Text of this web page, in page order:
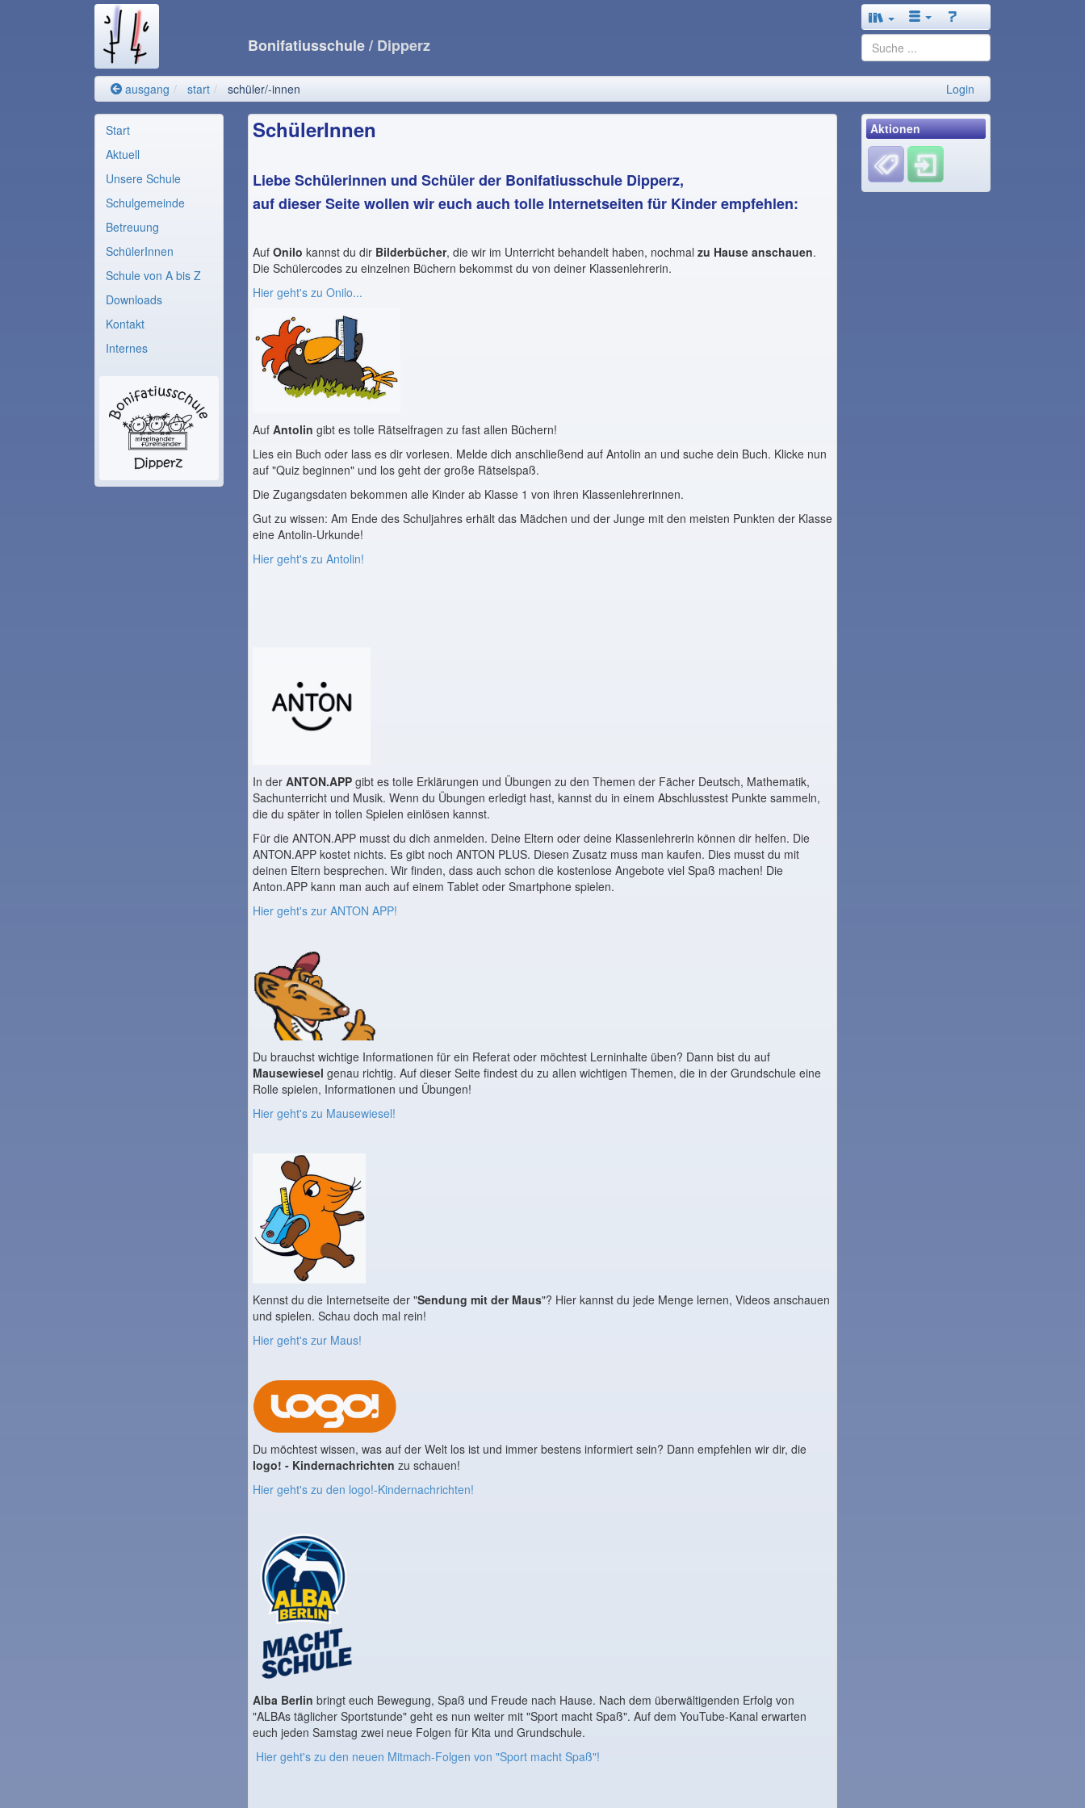
Bonifatiusschule/ Dipperz
ausgang start schüler/-innen Login
Start
Aktuell
Unsere Schule
Schulgemeinde
Betreuung
SchülerInnen
Schule von A bis Z
Downloads
Kontakt
Internes
SchülerInnen
Liebe Schülerinnen und Schüler der Bonifatiusschule Dipperz,
auf dieser Seite wollen wir euch auch tolle Internetseiten für Kinder empfehlen:
Auf Onilo kannst du dir Bilderbücher, die wir im Unterricht behandelt haben, nochmal zu Hause anschauen.
Die Schülercodes zu einzelnen Büchern bekommst du von deiner Klassenlehrerin.
Hier geht's zu Onilo...
Auf Antolin gibt es tolle Rätselfragen zu fast allen Büchern!
Lies ein Buch oder lass es dir vorlesen. Melde dich anschließend auf Antolin an und suche dein Buch. Klicke nun
auf "Quiz beginnen" und los geht der große Rätselspaß.
Die Zugangsdaten bekommen alle Kinder ab Klasse 1 von ihren Klassenlehrerinnen.
Gut zu wissen: Am Ende des Schuljahres erhält das Mädchen und der Junge mit den meisten Punkten der Klasse
eine Antolin-Urkunde!
Hier geht's zu Antolin!
In der ANTON.APP gibt es tolle Erklärungen und Übungen zu den Themen der Fächer Deutsch, Mathematik,
Sachunterricht und Musik. Wenn du Übungen erledigt hast, kannst du in einem Abschlusstest Punkte sammeln,
die du später in tollen Spielen einlösen kannst.
Für die ANTON.APP musst du dich anmelden. Deine Eltern oder deine Klassenlehrerin können dir helfen. Die
ANTON.APP kostet nichts. Es gibt noch ANTON PLUS. Diesen Zusatz muss man kaufen. Dies musst du mit
deinen Eltern besprechen. Wir finden, dass auch schon die kostenlose Angebote viel Spaß machen! Die
Anton.APP kann man auch auf einem Tablet oder Smartphone spielen.
Hier geht's zur ANTON APP!
Du brauchst wichtige Informationen für ein Referat oder möchtest Lerninhalte üben? Dann bist du auf
Mausewiesel genau richtig. Auf dieser Seite findest du zu allen wichtigen Themen, die in der Grundschule eine
Rolle spielen, Informationen und Übungen!
Hier geht's zu Mausewiesel!
Kennst du die Internetseite der "Sendung mit der Maus"? Hier kannst du jede Menge lernen, Videos anschauen
und spielen. Schau doch mal rein!
Hier geht's zur Maus!
Du möchtest wissen, was auf der Welt los ist und immer bestens informiert sein? Dann empfehlen wir dir, die
logo! - Kindernachrichten zu schauen!
Hier geht's zu den logo!-Kindernachrichten!
Alba Berlin bringt euch Bewegung, Spaß und Freude nach Hause. Nach dem überwältigenden Erfolg von
"ALBAs täglicher Sportstunde" geht es nun weiter mit "Sport macht Spaß". Auf dem YouTube-Kanal erwarten
euch jeden Samstag zwei neue Folgen für Kita und Grundschule.
Hier geht's zu den neuen Mitmach-Folgen von "Sport macht Spaß"!
Aktionen